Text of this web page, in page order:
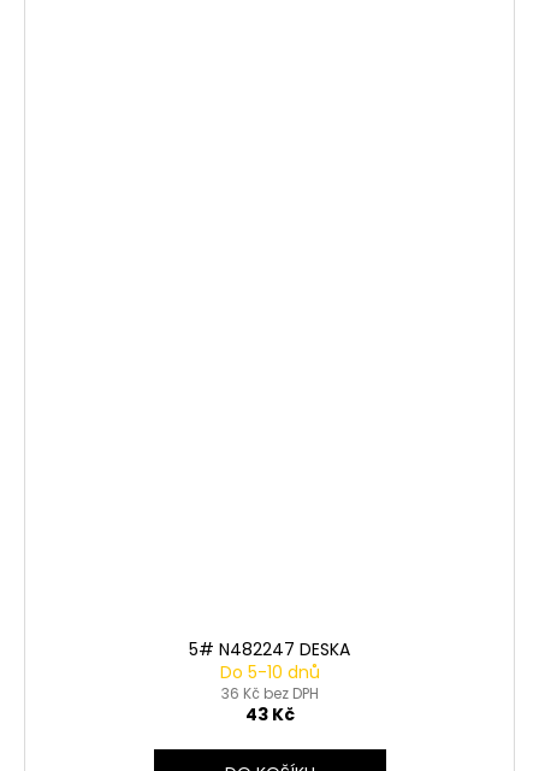
5# N482247 DESKA
Do 5-10 dnů
36 Kč bez DPH
43 Kč